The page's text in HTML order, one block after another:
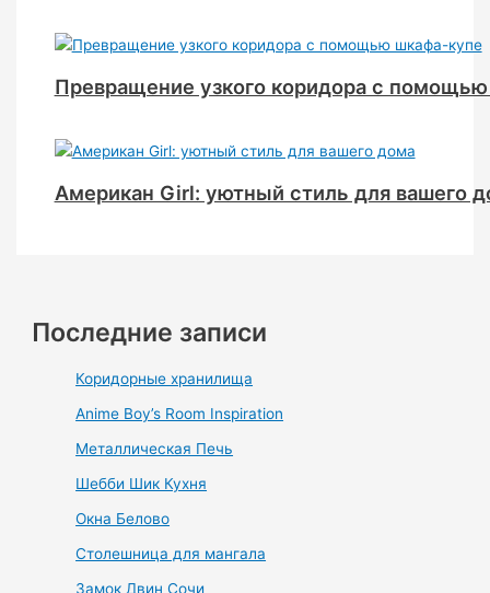
Превращение узкого коридора с
Американ Girl: уютный стиль для вашего
Последние записи
Коридорные хранилища
Anime Boy’s Room Inspiration
Металлическая Печь
Шебби Шик Кухня
Окна Белово
Столешница для мангала
Замок Двин Сочи